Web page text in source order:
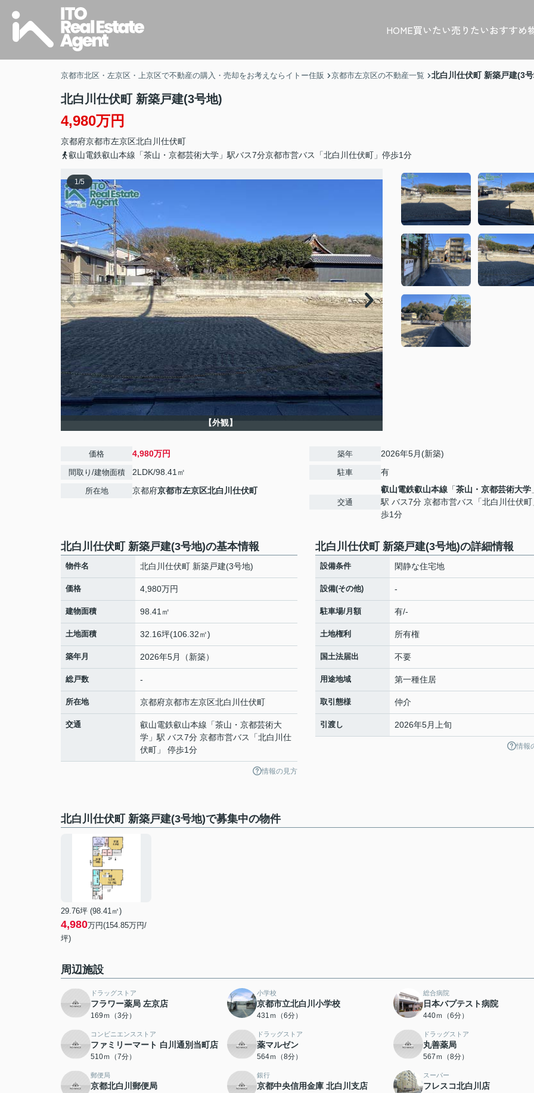
HOME買いたい売りたいおすすめ
京都市北区・左京区・上京区で不動産の購入・売却をお考えならイトー住販 京都市左京区の不動産一覧 北白川仕伏町 新築戸建(3
北白川仕伏町 新築戸建(3号地)
4,980万円
京都府京都市左京区北白川仕伏町
叡山電鉄叡山本線「茶山・京都芸術大学」駅バス7分京都市営バス「北白川仕伏町」停歩1分
1/5
【外観】
価格 4,980万円
間取り/建物面積 2LDK/98.41㎡
所在地 京都府京都市左京区北白川仕伏町
築年 2026年5月(新築)
駐車 有
交通
叡山電鉄叡山本線 「茶山・京都芸術大学
駅 バス7分 京都市営バス「北白川仕伏
歩1分
北白川仕伏町 新築戸建(3号地)の基本情報
物件名 北白川仕伏町 新築戸建(3号地)
価格 4,980万円
建物面積 98.41㎡
土地面積 32.16坪(106.32㎡)
築年月 2026年5月（新築）
総戸数 -
所在地 京都府京都市左京区北白川仕伏町
交通 叡山電鉄叡山本線 「茶山・京都芸術大
学 」駅 バス7分 京都市営バス「北白川仕
伏町」 停歩1分
情報の見方
北白川仕伏町 新築戸建(3号地)の詳細情報
設備条件 閑静な住宅地
設備(その他) -
駐車場/月額 有/-
土地権利 所有権
国土法届出 不要
用途地域 第一種住居
取引態様 仲介
引渡し 2026年5月上旬
情報
北白川仕伏町 新築戸建(3号地)で募集中の物件
29.76坪 (98.41㎡)
4,980万円(154.85万円/
坪)
周辺施設
ドラッグストア
フラワー薬局 左京店
169ｍ（3分）
小学校
京都市立北白川小学校
431ｍ（6分）
総合病院
日本バプテスト病院
440ｍ（6分）
コンビニエンスストア
ファミリーマート 白川通別当町店
510ｍ（7分）
ドラッグストア
薬マルゼン
564ｍ（8分）
ドラッグストア
丸善薬局
567ｍ（8分）
郵便局
京都北白川郵便局
銀行
京都中央信用金庫 北白川支店
スーパー
フレスコ北白川店